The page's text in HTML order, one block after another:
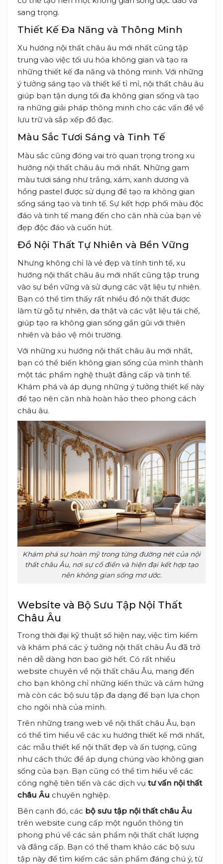
sang trọng.
Thiết Kế Đa Năng và Thông Minh
Xu hướng nội thất châu âu mới nhất cũng tập
trung vào việc tối ưu hóa không gian và tạo ra
những thiết kế đa năng và thông minh. Với những
ý tưởng sáng tạo và thiết kế tỉ mỉ, nội thất châu âu
giúp bạn tận dụng tối đa không gian sống và tạo
ra những giải pháp thông minh cho các vấn đề về
lưu trữ và sắp xếp đồ đạc.
Màu Sắc Tươi Sáng và Tinh Tế
Màu sắc cũng đóng vai trò quan trọng trong xu
hướng nội thất châu âu mới nhất. Những gam
màu tươi sáng như trắng, xám, xanh dương và
hồng pastel được sử dụng để tạo ra không gian
sống sáng tạo và tinh tế. Sự kết hợp phối màu độc
đáo và tinh tế mang đến cho căn nhà của bạn vẻ
đẹp độc đáo và cuốn hút.
Đồ Nội Thất Tự Nhiên và Bền Vững
Nhưng không chỉ là vẻ đẹp và tính tinh tế, xu
hướng nội thất châu âu mới nhất cũng tập trung
vào sự bền vững và sử dụng các vật liệu tự nhiên.
Bạn có thể tìm thấy rất nhiều đồ nội thất được
làm từ gỗ tự nhiên, da thật và các vật liệu tái chế,
giúp tạo ra không gian sống gần gũi với thiên
nhiên và bảo vệ môi trường.
Với những xu hướng nội thất châu âu mới nhất,
bạn có thể biến không gian sống của mình thành
một tác phẩm nghệ thuật đẳng cấp và tinh tế.
Khám phá và áp dụng những ý tưởng thiết kế này
để tạo nên căn nhà hoàn hảo theo phong cách
châu âu.
Khám phá sự hoàn mỹ trong từng đường nét của nội
thất châu Âu, nơi sự cổ điển và hiện đại kết hợp tạo
nên không gian sống mơ ước.
Website và Bộ Sưu Tập Nội Thất
Châu Âu
Trong thời đại kỹ thuật số hiện nay, việc tìm kiếm
và khám phá các ý tưởng nội thất châu Âu đã trở
nên dễ dàng hơn bao giờ hết. Có rất nhiều
website chuyên về nội thất châu Âu, mang đến
cho bạn không chỉ những kiến thức và cảm hứng
mà còn các bộ sưu tập đa dạng để bạn lựa chọn
cho ngôi nhà của mình.
Trên những trang web về nội thất châu Âu, bạn
có thể tìm hiểu về các xu hướng thiết kế mới nhất,
các mẫu thiết kế nội thất đẹp và ấn tượng, cũng
như cách thức để áp dụng chúng vào không gian
sống của bạn. Bạn cũng có thể tìm hiểu về các
công nghệ tiên tiến và các dịch vụ tư vấn nội thất
châu Âu chuyên nghiệp.
Bên cạnh đó, các bộ sưu tập nội thất châu Âu
trên website cung cấp một nguồn thông tin
phong phú về các sản phẩm nội thất chất lượng
và đẳng cấp. Bạn có thể tham khảo các bộ sưu
tập này để tìm kiếm các sản phẩm đáng chú ý, từ